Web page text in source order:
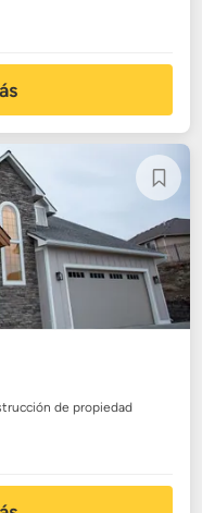
de propiedad